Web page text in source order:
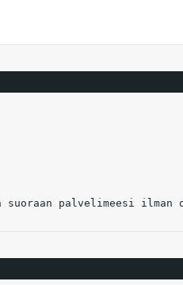
palvelimeesi ilman